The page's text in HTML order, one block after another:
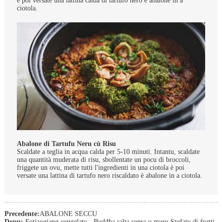
ciotola.
Abalone di Tartufu Neru cù Risu
Scaldate a teglia in acqua calda per 5-10 minuti. Intantu, scaldate
una quantità muderata di risu, sbollentate un pocu di broccoli,
friggete un ovu, mette tutti l'ingredienti in una ciotola è poi
versate una lattina di tartufo nero riscaldato è abalone in a ciotola.
Precedente:ABALONE SECCU